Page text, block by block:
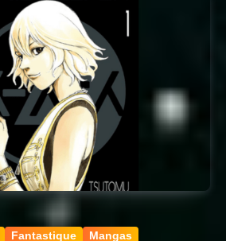
Fantastique Mangas